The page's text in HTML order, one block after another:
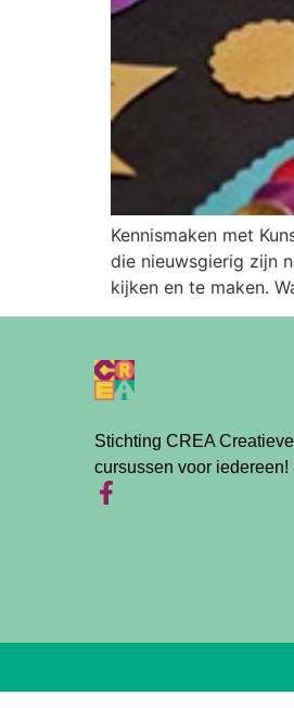
Kennismaken met
die nieuwsgierig zijn
kijken en te maken.
Stichting CREA Creatieve
cursussen voor iedereen!